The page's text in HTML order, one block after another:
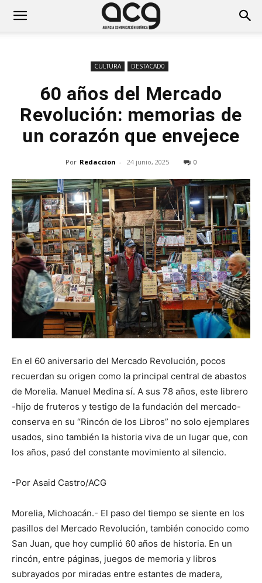
CULTURA DESTACAD0
60 años del Mercado
Revolución: memorias de
un corazón que envejece
Por Redaccion - 24 junio, 2025 0
En el 60 aniversario del Mercado Revolución, pocos
recuerdan su origen como la principal central de abastos
de Morelia. Manuel Medina sí. A sus 78 años, este librero
-hijo de fruteros y testigo de la fundación del mercado-
conserva en su “Rincón de los Libros” no solo ejemplares
usados, sino también la historia viva de un lugar que, con
los años, pasó del constante movimiento al silencio.
-Por Asaid Castro/ACG
Morelia, Michoacán.- El paso del tiempo se siente en los
pasillos del Mercado Revolución, también conocido como
San Juan, que hoy cumplió 60 años de historia. En un
rincón, entre páginas, juegos de memoria y libros
subrayados por miradas entre estantes de madera,